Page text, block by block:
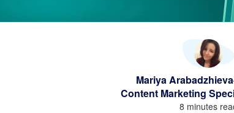
Mariya
Content Marketing
8 minutes